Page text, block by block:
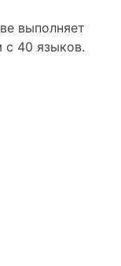
выполняет
с 40 языков.